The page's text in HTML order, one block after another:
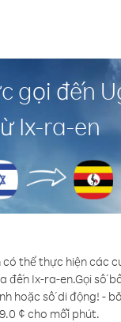
gọi đến
Ix-ra-en
có thể thực hiện các
đến Ix-ra-en.Gọi số
hoặc số di động! -
¢ cho mỗi phút.